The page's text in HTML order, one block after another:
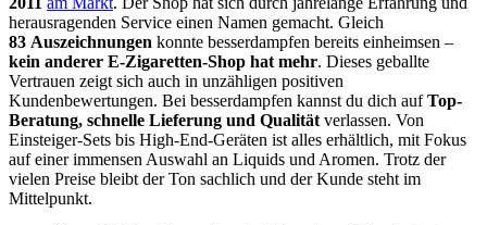
herausragenden Service einen Namen gemacht. Gleich
83 Auszeichnungen konnte besserdampfen bereits einheimsen –
kein anderer E-Zigaretten-Shop hat mehr. Dieses geballte
Vertrauen zeigt sich auch in unzähligen positiven
Kundenbewertungen. Bei besserdampfen kannst du dich aufTop-
Beratung, schnelle Lieferung und Qualität verlassen. Von
Einsteiger-Sets bis High-End-Geräten ist alles erhältlich, mit Fokus
auf einer immensen Auswahl an Liquids und Aromen. Trotz der
vielen Preise bleibt der Ton sachlich und der Kunde steht im
Mittelpunkt.